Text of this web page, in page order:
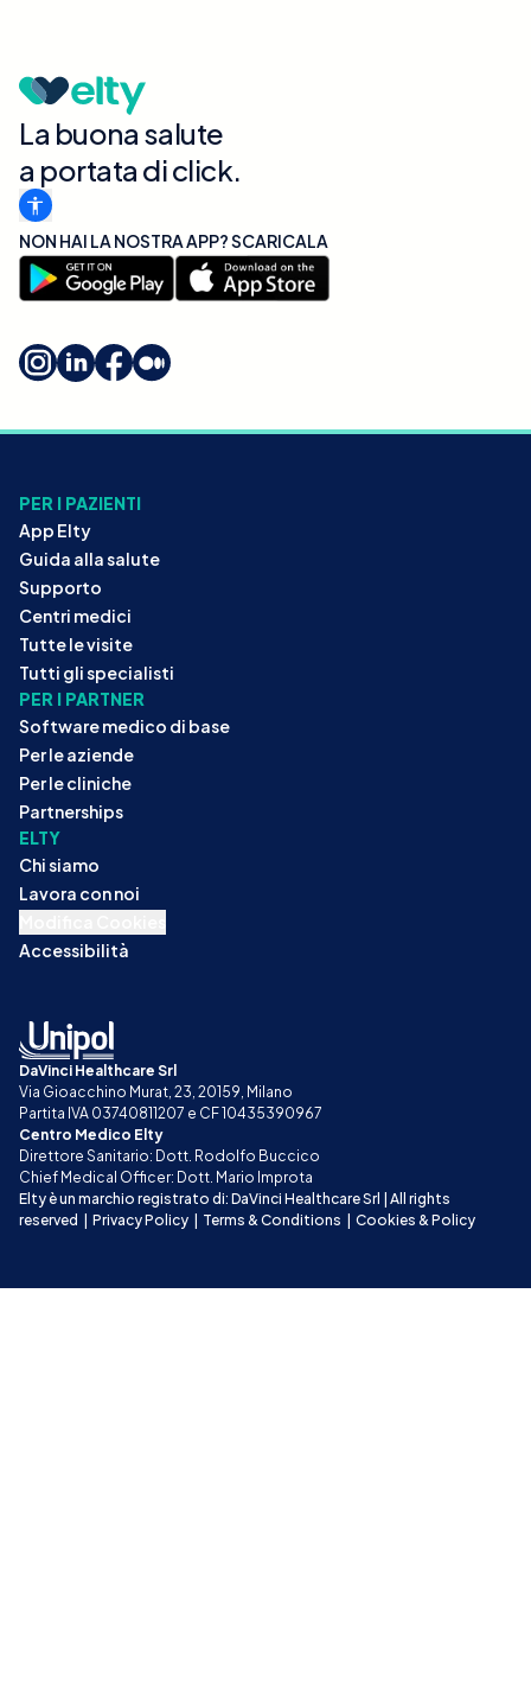
La buona salute
a portata di click.
NON HAI LA NOSTRA APP? SCARICALA
PER I PAZIENTI
App Elty
Guida alla salute
Supporto
Centri medici
Tutte le visite
Tutti gli specialisti
PER I PARTNER
Software medico di base
Per le aziende
Per le cliniche
Partnerships
ELTY
Chi siamo
Lavora con noi
Accessibilità
DaVinci Healthcare Srl
Via Gioacchino Murat, 23, 20159, Milano
Partita IVA 03740811207 e CF 10435390967
Centro Medico Elty
Direttore Sanitario: Dott. Rodolfo Buccico
Chief Medical Officer: Dott. Mario Improta
Elty è un marchio registrato di: DaVinci Healthcare Srl | All rights
reserved | Privacy Policy | Terms & Conditions | Cookies & Policy